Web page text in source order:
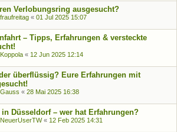
Verlobungsring ausgesucht?
fraufreitag « 01 Jul 2025 15:07
– Tipps, Erfahrungen & versteckte
Koppola « 12 Jun 2025 12:14
überflüssig? Eure Erfahrungen mit
Gauss « 28 Mai 2025 16:38
Düsseldorf – wer hat Erfahrungen?
NeuerUserTW« 12 Feb 2025 14:31